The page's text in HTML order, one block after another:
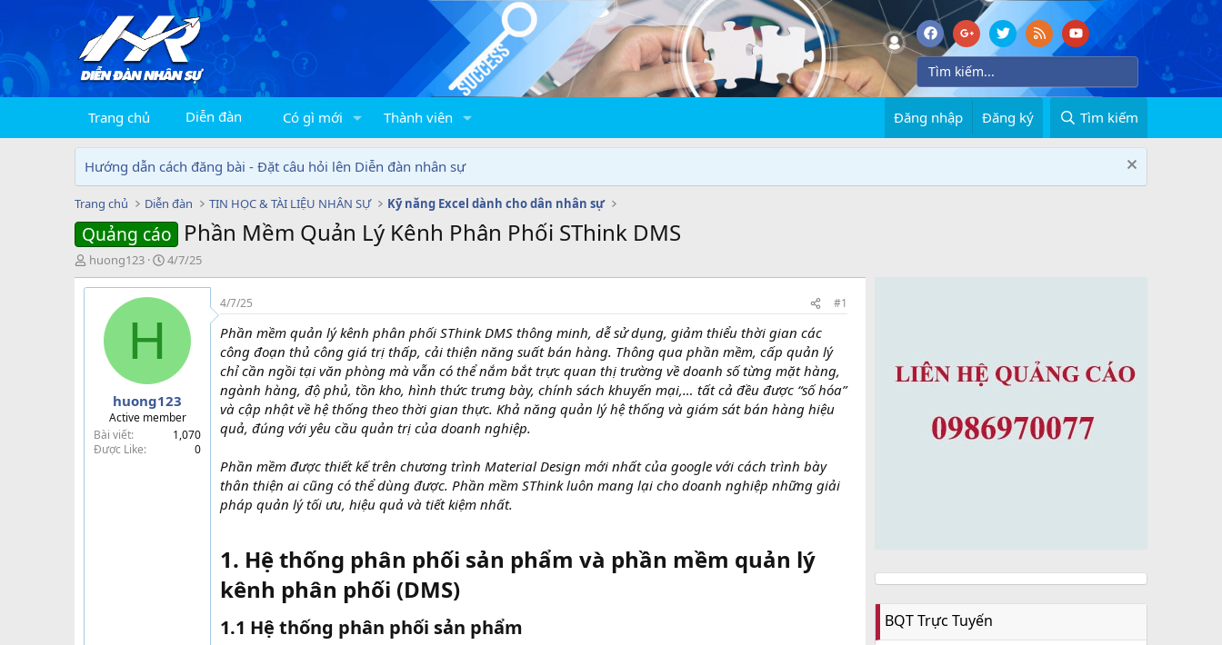
Trang chủ Diễn đàn Có gì mới Thành viên Đăng nhập Đăng ký Tìm kiếm
Hướng dẫn cách đăng bài - Đặt câu hỏi lên Diễn đàn nhân sự
Trang chủ Diễn đàn TIN HỌC & TÀI LIỆU NHÂN SỰ Kỹ năng Excel dành cho dân nhân sự
Quảng cáo Phần Mềm Quản Lý Kênh Phân Phối SThink DMS
T
h
r
huong123
N
g
à
y
4/7/25
H
huong123
Active member
Bài viết
1,070
Được Like
0
4/7/25 #1
Phần mềm quản lý kênh phân phối SThink DMS thông minh, dễ sử dụng, giảm thiểu thời gian các
công đoạn thủ công giá trị thấp, cải thiện năng suất bán hàng. Thông qua phần mềm, cấp quản lý
chỉ cần ngồi tại văn phòng mà vẫn có thể nắm bắt trực quan thị trường về doanh số từng mặt hàng,
ngành hàng, độ phủ, tồn kho, hình thức trưng bày, chính sách khuyến mại,… tất cả đều được “số hóa”
và cập nhật về hệ thống theo thời gian thực. Khả năng quản lý hệ thống và giám sát bán hàng hiệu
quả, đúng với yêu cầu quản trị của doanh nghiệp.
Phần mềm được thiết kế trên chương trình Material Design mới nhất của google với cách trình bày
thân thiện ai cũng có thể dùng được. Phần mềm SThink luôn mang lại cho doanh nghiệp những giải
pháp quản lý tối ưu, hiệu quả và tiết kiệm nhất.
1. Hệ thống phân phối sản phẩm và phần mềm quản lý
kênh phân phối (DMS)
1.1 Hệ thống phân phối sản phẩm BQT Trực Tuyến